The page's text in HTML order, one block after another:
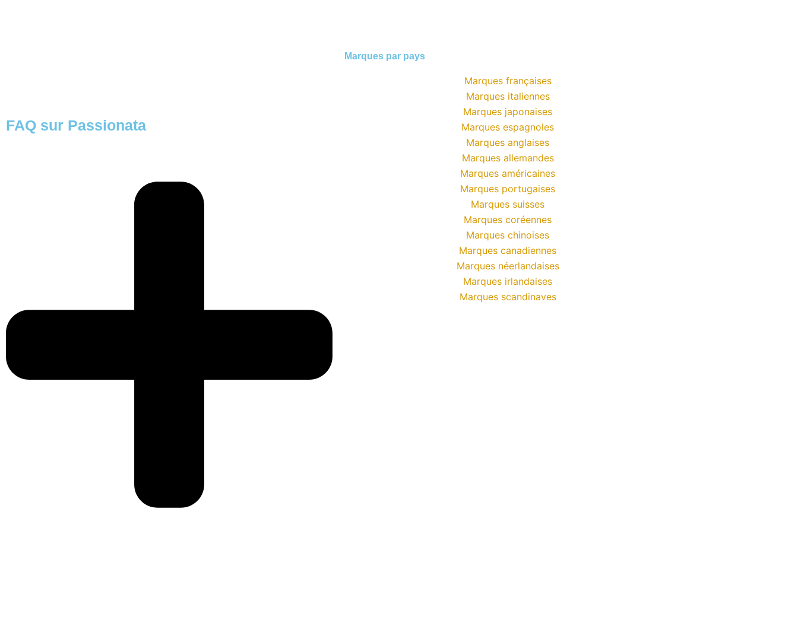
FAQ sur Passionata
Marques par pays
Marques françaises
Marques italiennes
Marques japonaises
Marques espagnoles
Marques anglaises
Marques allemandes
Marques américaines
Marques portugaises
Marques suisses
Marques coréennes
Marques chinoises
Marques canadiennes
Marques néerlandaises
Marques irlandaises
Marques scandinaves